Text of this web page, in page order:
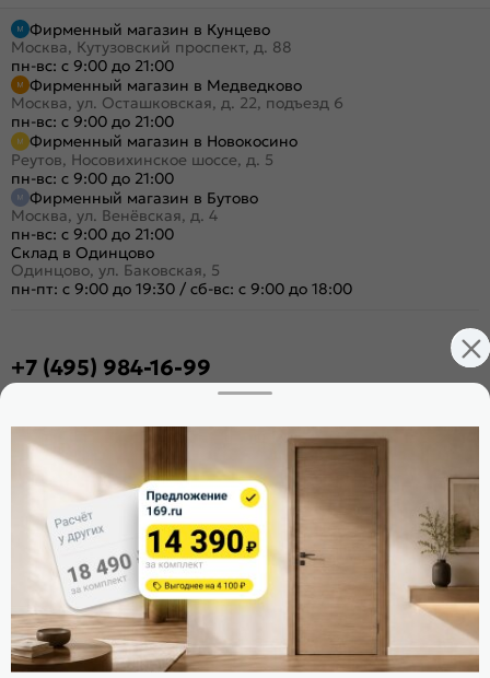
Фирменный магазин в Кунцево
Москва, Кутузовский проспект, д. 88
пн-вс: с 9:00 до 21:00
Фирменный магазин в Медведково
Москва, ул. Осташковская, д. 22, подъезд 6
пн-вс: с 9:00 до 21:00
Фирменный магазин в Новокосино
Реутов, Носовихинское шоссе, д. 5
пн-вс: с 9:00 до 21:00
Фирменный магазин в Бутово
Москва, ул. Венёвская, д. 4
пн-вс: с 9:00 до 21:00
Склад в Одинцово
Одинцово, ул. Баковская, 5
пн-пт: с 9:00 до 19:30 / сб-вс: с 9:00 до 18:00
+7 (495) 984-16-99
Поделиться
Оцените магазин
ИКС 1340
© 2010—2026 Склад Дверей 169.RU